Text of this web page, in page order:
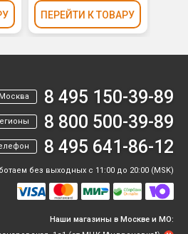
ПЕРЕЙТИ К ТОВАРУ
Москва 8 495 150-39-89
8 800 500-39-89
8 495 641-86-12
без выходных с 11:00 до 20:00 (MSK)
Наши магазины в Москве и МО: